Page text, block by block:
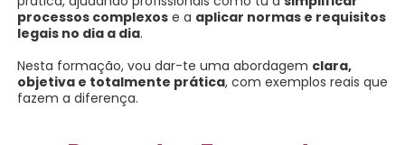
processos complexos e a aplicar normas e requisitos
legais no dia a dia.
Nesta formação, vou dar-te uma abordagem clara,
objetiva e totalmente prática, com exemplos reais que
fazem a diferença.